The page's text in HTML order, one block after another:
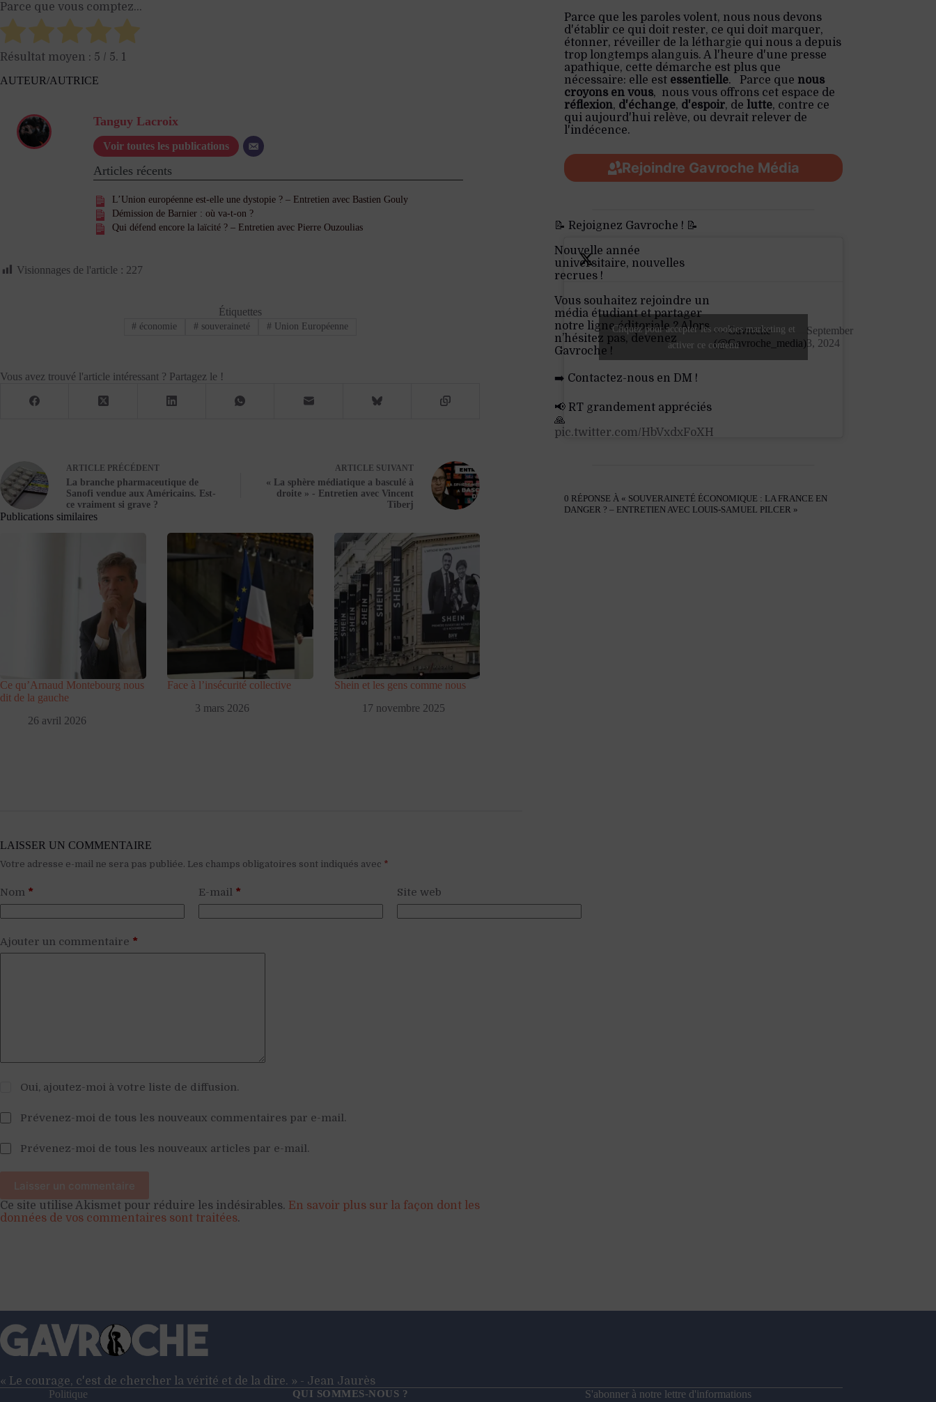
Parce que vous comptez...
Résultat moyen : 5 / 5. 1
AUTEUR/AUTRICE
Tanguy Lacroix
Voir toutes les publications
Articles récents
L’Union européenne est-elle une dystopie ? – Entretien avec Bastien Gouly
Démission de Barnier : où va-t-on ?
Qui défend encore la laïcité ? – Entretien avec Pierre Ouzoulias
Visionnages de l'article : 227
Étiquettes
# économie # souveraineté # Union Européenne
Vous avez trouvé l'article intéressant ? Partagez le !
ARTICLE PRÉCÉDENT
La branche pharmaceutique de
Sanofi vendue aux Américains. Est-
ce vraiment si grave ?
ARTICLE SUIVANT
« La sphère médiatique a basculé à
droite » - Entretien avec Vincent
Tiberj
Publications similaires
Ce qu’Arnaud Montebourg nous
dit de la gauche
26 avril 2026
Face à l’insécurité collective
3 mars 2026
Shein et les gens comme nous
17 novembre 2025
Parce que les paroles volent, nous nous devons
d'établir ce qui doit rester, ce qui doit marquer,
étonner, réveiller de la léthargie qui nous a depuis
trop longtemps alanguis. A l'heure d'une presse
apathique, cette démarche est plus que
nécessaire: elle est essentielle. Parce que nous
croyons en vous, nous vous offrons cet espace de
réflexion, d'échange, d'espoir, de lutte, contre ce
qui aujourd'hui relève, ou devrait relever de
l'indécence.
Rejoindre Gavroche Média
📝 Rejoignez Gavroche ! 📝
Nouvelle année
universitaire, nouvelles
recrues !
Vous souhaitez rejoindre un
média étudiant et partager
notre ligne éditoriale ? Alors
n’hésitez pas, devenez
Gavroche !
➡️ Contactez-nous en DM !
📢 RT grandement appréciés
🙏
pic.twitter.com/HbVxdxFoXH
— Gavroche
(@Gavroche_media)
September
3, 2024
Cliquez pour accepter les cookies marketing et
activer ce contenu
0 RÉPONSE À « SOUVERAINETÉ ÉCONOMIQUE : LA FRANCE EN
DANGER ? – ENTRETIEN AVEC LOUIS-SAMUEL PILCER »
LAISSER UN COMMENTAIRE
Votre adresse e-mail ne sera pas publiée. Les champs obligatoires sont indiqués avec *
Nom * E-mail * Site web
Ajouter un commentaire *
Oui, ajoutez-moi à votre liste de diffusion.
Prévenez-moi de tous les nouveaux commentaires par e-mail.
Prévenez-moi de tous les nouveaux articles par e-mail.
Laisser un commentaire
Ce site utilise Akismet pour réduire les indésirables. En savoir plus sur la façon dont les
données de vos commentaires sont traitées.
« Le courage, c'est de chercher la vérité et de la dire. » - Jean Jaurès
Politique
QUI SOMMES-NOUS ? S'abonner à notre lettre d'informations